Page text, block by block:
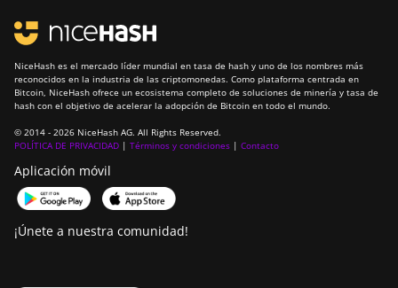
NiceHash es el mercado líder mundial en tasa de hash y uno de los nombres más
reconocidos en la industria de las criptomonedas. Como plataforma centrada en
Bitcoin, NiceHash ofrece un ecosistema completo de soluciones de minería y tasa de
hash con el objetivo de acelerar la adopción de Bitcoin en todo el mundo.
© 2014 - 2026 NiceHash AG. All Rights Reserved.
POLÍTICA DE PRIVACIDAD | Términos y condiciones | Contacto
Aplicación móvil
¡Únete a nuestra comunidad!